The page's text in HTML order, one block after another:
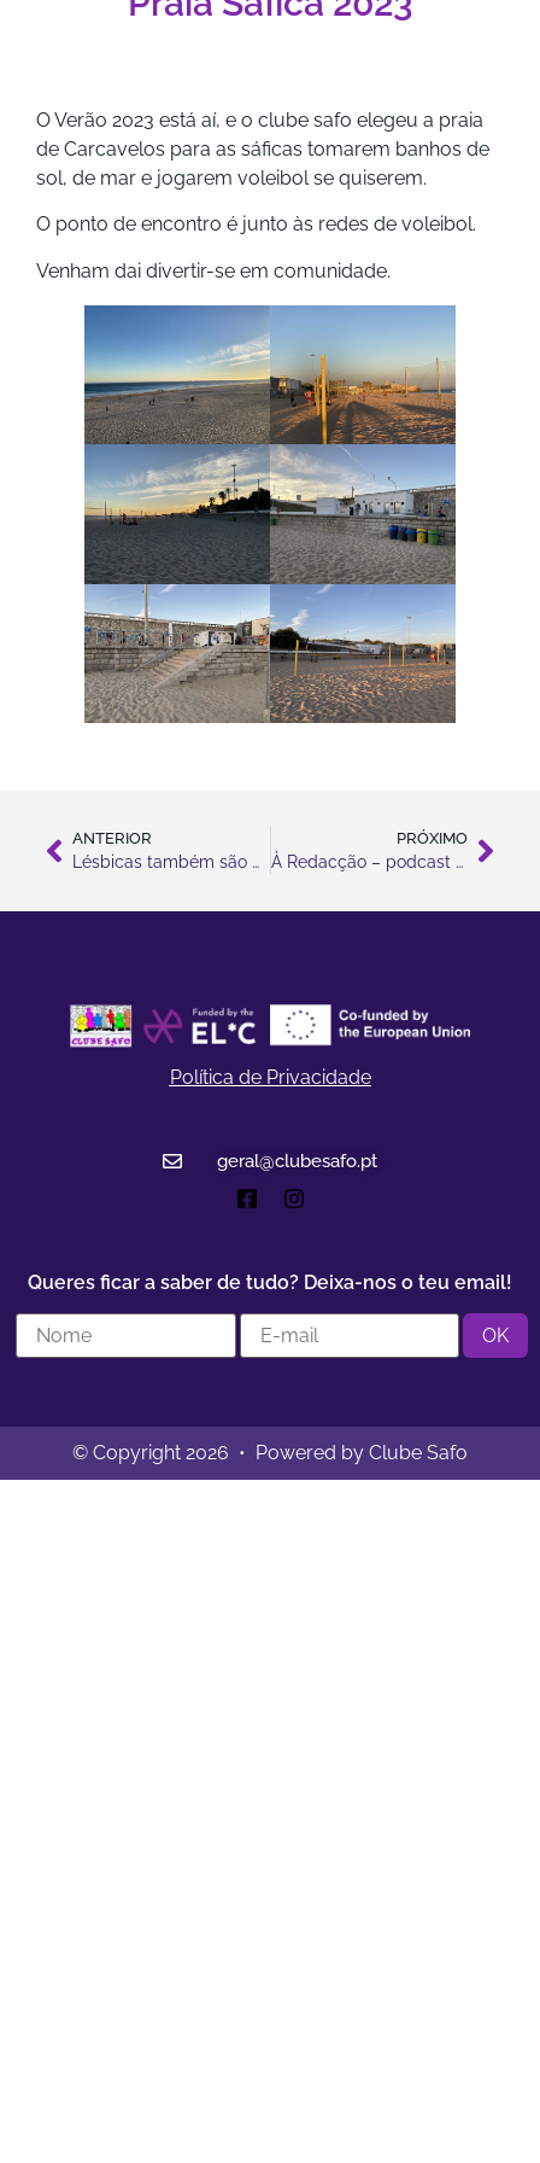
O Verão 2023 está aí, e o clube safo elegeu a praia
de Carcavelos para as sáficas tomarem banhos de
sol, de mar e jogarem voleibol se quiserem.
O ponto de encontro é junto às redes de voleibol.
Venham dai divertir-se em comunidade.
ANTERIOR
Lésbicas também são mães
PRÓXIMO
À Redacção – podcast SOS RACISMO com Joana Isabel Gomes
Política de Privacidade
geral@clubesafo.pt
Queres ficar a saber de tudo? Deixa-nos o teu email!
© Copyright 2026 • Powered by Clube Safo